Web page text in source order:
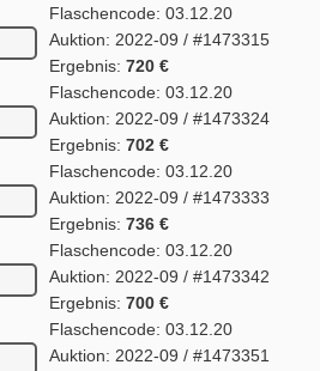
Flaschencode: 03.12.20
Auktion: 2022-09 / #1473315
Ergebnis: 720 €
Flaschencode: 03.12.20
Auktion: 2022-09 / #1473324
Ergebnis: 702 €
Flaschencode: 03.12.20
Auktion: 2022-09 / #1473333
Ergebnis: 736 €
Flaschencode: 03.12.20
Auktion: 2022-09 / #1473342
Ergebnis: 700 €
Flaschencode: 03.12.20
Auktion: 2022-09 / #1473351